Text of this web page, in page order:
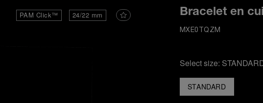
PAM Click™ 24/22 mm Bracelet en
MXE0TQZM
Select size:
STANDARD